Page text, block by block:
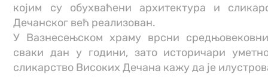
којим су обухваћени архитектура и
Дечанског већ реализован.
У Вазнесењском храму врсни
сваки дан у години, зато историчари
сликарство Високих Дечана кажу да је